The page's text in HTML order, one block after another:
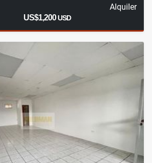
Alquiler
US$1,200USD